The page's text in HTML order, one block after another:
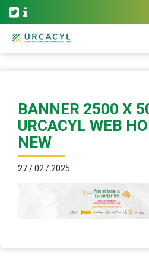
BANNER 2500 X
URCACYL WEB
NEW
27 / 02 / 2025